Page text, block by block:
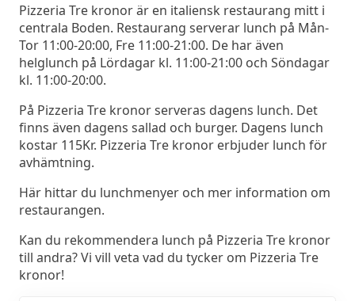
Pizzeria Tre kronor är en italiensk restaurang mitt i
centrala Boden. Restaurang serverar lunch på Mån-
Tor 11:00-20:00, Fre 11:00-21:00. De har även
helglunch på Lördagar kl. 11:00-21:00 och Söndagar
kl. 11:00-20:00.
På Pizzeria Tre kronor serveras dagens lunch. Det
finns även dagens sallad och burger. Dagens lunch
kostar 115Kr. Pizzeria Tre kronor erbjuder lunch för
avhämtning.
Här hittar du lunchmenyer och mer information om
restaurangen.
Kan du rekommendera lunch på Pizzeria Tre kronor
till andra? Vi vill veta vad du tycker om Pizzeria Tre
kronor!